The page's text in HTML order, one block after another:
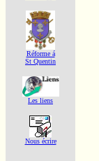
Réforme á
St Quentin
Les liens
Nous écrire